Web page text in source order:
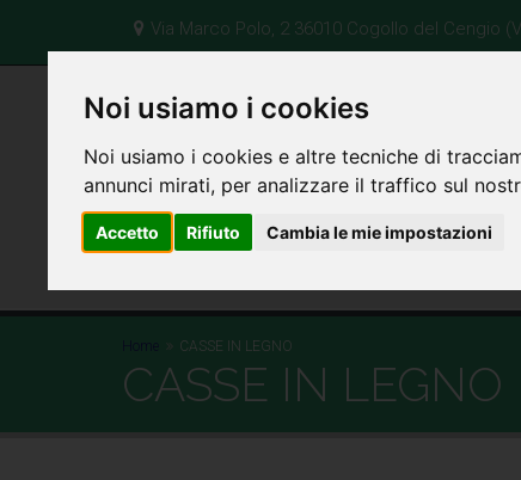
Noi usiamo i cookies
Noi usiamo i cookies e altre tecniche di
annunci mirati, per analizzare il traffico sul
Accetto Rifiuto Cambia le mie impostazioni
Via Marco Polo, 2 36010 Cogollo del Cengio
Home CASSE IN LEGNO
CASSE IN LEGNO